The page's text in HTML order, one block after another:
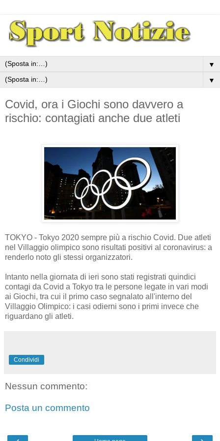
▼
▼
Covid, ora i Giochi sono davvero a
rischio: contagiati anche due atleti
TOKYO - Tokyo 2020 sempre più a rischio Covid. Due atleti
nel Villaggio olimpico sono risultati positivi al coronavirus: a
renderlo noto gli stessi organizzatori.
Intanto nella giornata di ieri sono stati registrati quindici
contagi da Covid a Tokyo tra le persone legate in vari modi
ai Giochi, tra cui il primo caso segnalato all'interno del
Villaggio Olimpico: i casi odierni sono i primi invece che
riguardano gli atleti.
Condividi
Nessun commento:
Posta un commento